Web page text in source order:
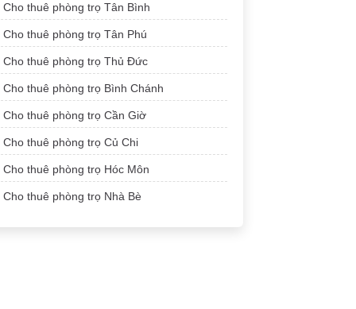
Cho thuê phòng trọ Tân Bình
Cho thuê phòng trọ Tân Phú
Cho thuê phòng trọ Thủ Đức
Cho thuê phòng trọ Bình Chánh
Cho thuê phòng trọ Cần Giờ
Cho thuê phòng trọ Củ Chi
Cho thuê phòng trọ Hóc Môn
Cho thuê phòng trọ Nhà Bè